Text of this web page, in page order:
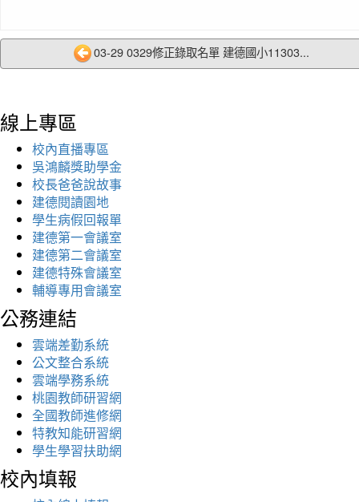
03-29 0329修正錄取名單 建德國小11303...
線上專區
校內直播專區
吳鴻麟獎助學金
校長爸爸說故事
建德閱讀園地
學生病假回報單
建德第一會議室
建德第二會議室
建德特殊會議室
輔導專用會議室
公務連結
雲端差勤系統
公文整合系統
雲端學務系統
桃園教師研習網
全國教師進修網
特教知能研習網
學生學習扶助網
校內填報